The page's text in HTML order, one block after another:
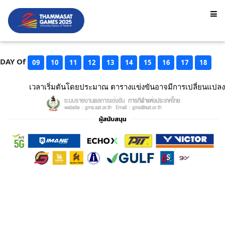
DAY Of 09 10 11 12 13 14 15 16 17 18
เวลาเริ่มตันโดยประมาณ ตารางแข่งขันอาจมีการเปลี่ยนแปลง